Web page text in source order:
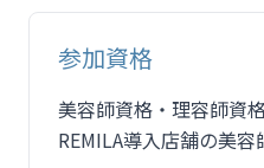
参加資格
美容師資格・理容師資
REMILA導入店舗の美